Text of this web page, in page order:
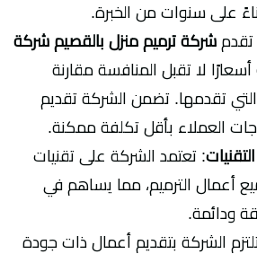
على سنوات من الخبرة.
تقدم شركة ترميم منزل بالقصيم شركة
أسعارًا لا تقبل المنافسة مقارنة
التي تقدمها. تضمن الشركة تقديم
العملاء بأقل تكلفة ممكنة.
: تعتمد الشركة على تقنيات
أعمال الترميم، مما يساهم في
ودائمة.
الشركة بتقديم أعمال ذات جودة